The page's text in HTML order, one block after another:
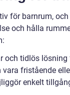
för barnrum,
och hålla
och tidlös
fristående
enkelt